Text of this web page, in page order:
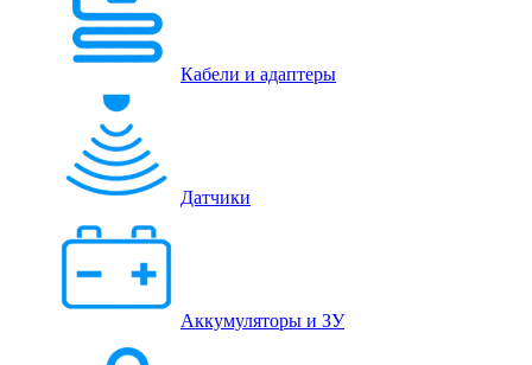
Кабели и адаптеры
Датчики
Аккумуляторы и ЗУ